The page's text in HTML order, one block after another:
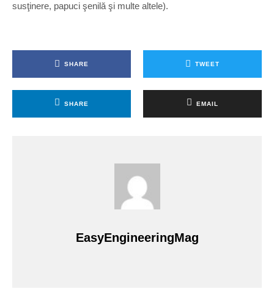
susţinere, papuci şenilă şi multe altele).
SHARE TWEET
SHARE EMAIL
EasyEngineeringMag